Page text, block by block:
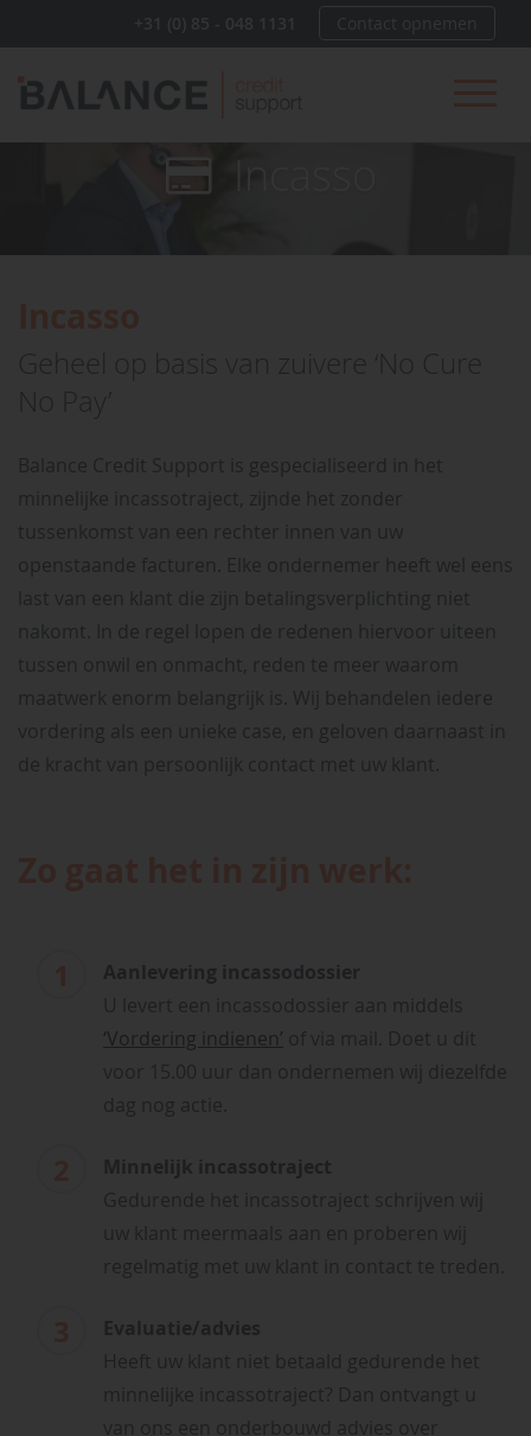
+31 (0) 85 - 048 1131 Contact opnemen
Geheel op basis van zuivere ‘No Cure
No Pay’
Balance Credit Support is gespecialiseerd in het
minnelijke incassotraject, zijnde het zonder
tussenkomst van een rechter innen van uw
openstaande facturen. Elke ondernemer heeft wel eens
last van een klant die zijn betalingsverplichting niet
nakomt. In de regel lopen de redenen hiervoor uiteen
tussen onwil en onmacht, reden te meer waarom
maatwerk enorm belangrijk is. Wij behandelen iedere
vordering als een unieke case, en geloven daarnaast in
de kracht van persoonlijk contact met uw klant.
Aanlevering incassodossier
U levert een incassodossier aan middels
‘Vordering indienen’ of via mail. Doet u dit
voor 15.00 uur dan ondernemen wij diezelfde
dag nog actie.
Minnelijk incassotraject
Gedurende het incassotraject schrijven wij
uw klant meermaals aan en proberen wij
regelmatig met uw klant in contact te treden.
Evaluatie/advies
Heeft uw klant niet betaald gedurende het
minnelijke incassotraject? Dan ontvangt u
van ons een onderbouwd advies over